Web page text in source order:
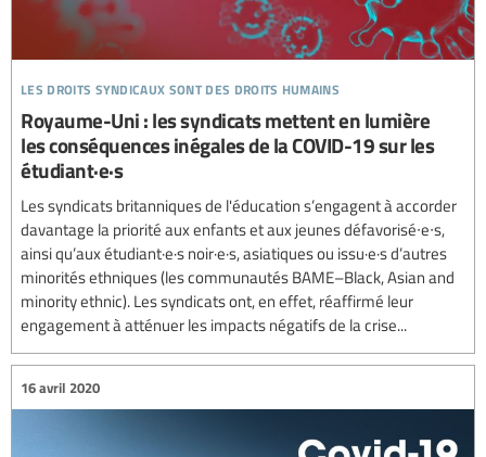
les droits syndicaux sont des droits humains
Royaume-Uni : les syndicats mettent en lumière
les conséquences inégales de la COVID-19 sur les
étudiant·e·s
Les syndicats britanniques de l'éducation s’engagent à accorder
davantage la priorité aux enfants et aux jeunes défavorisé∙e∙s,
ainsi qu’aux étudiant·e·s noir·e·s, asiatiques ou issu·e·s d’autres
minorités ethniques (les communautés BAME–Black, Asian and
minority ethnic). Les syndicats ont, en effet, réaffirmé leur
engagement à atténuer les impacts négatifs de la crise...
16 avril 2020